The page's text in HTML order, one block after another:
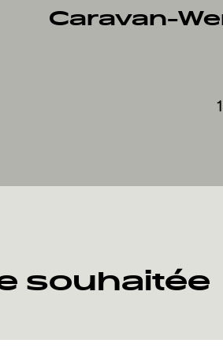
Caravan-
souhaitée